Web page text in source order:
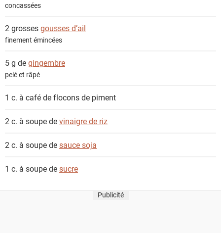
concassées
2 grossesgousses d’ail
finement émincées
5 g degingembre
pelé et râpé
1 c. à café deflocons de piment
2 c. à soupe devinaigre de riz
2 c. à soupe desauce soja
1 c. à soupe desucre
Publicité